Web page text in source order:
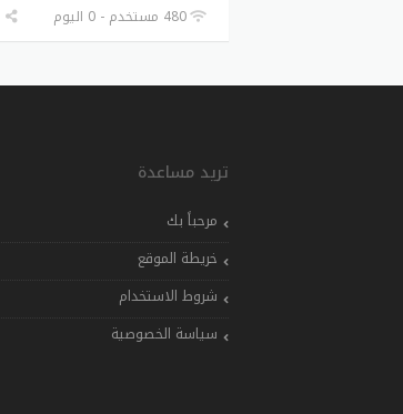
480 مستخدم - 0 اليوم
تريد مساعدة
مرحباً بك
خريطة الموقع
شروط الاستخدام
سياسة الخصوصية